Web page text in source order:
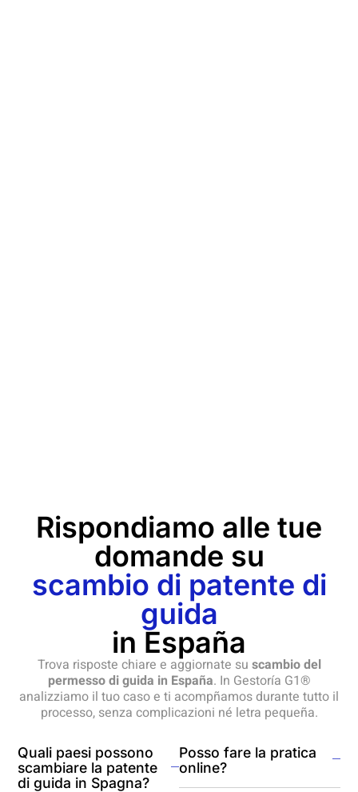
Rispondiamo alle tue
domande su
scambio di patente di
guida
in España
Trova risposte chiare e aggiornate su scambio del
permesso di guida in España. In Gestoría G1®
analizziamo il tuo caso e ti acompñamos durante tutto il
processo, senza complicazioni né letra pequeña.
Quali paesi possono
scambiare la patente
di guida in Spagna?
Posso fare la pratica
online?